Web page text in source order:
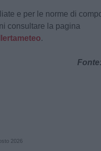
e per le norme di
consultare la pagina
.
2026